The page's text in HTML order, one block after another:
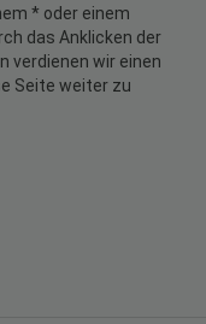
* oder einem
das Anklicken der
verdienen wir einen
Seite weiter zu